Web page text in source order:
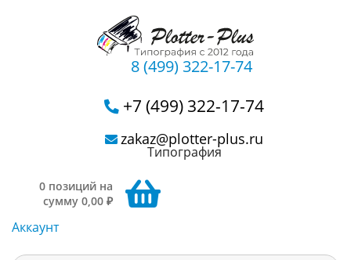
8 (499) 322-17-74
+7 (499) 322-17-74
zakaz@plotter-plus.ru
Типография
0 позиций на
сумму 0,00 ₽
Аккаунт